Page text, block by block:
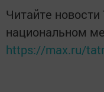
Читайте новости
национальном
https://max.ru/